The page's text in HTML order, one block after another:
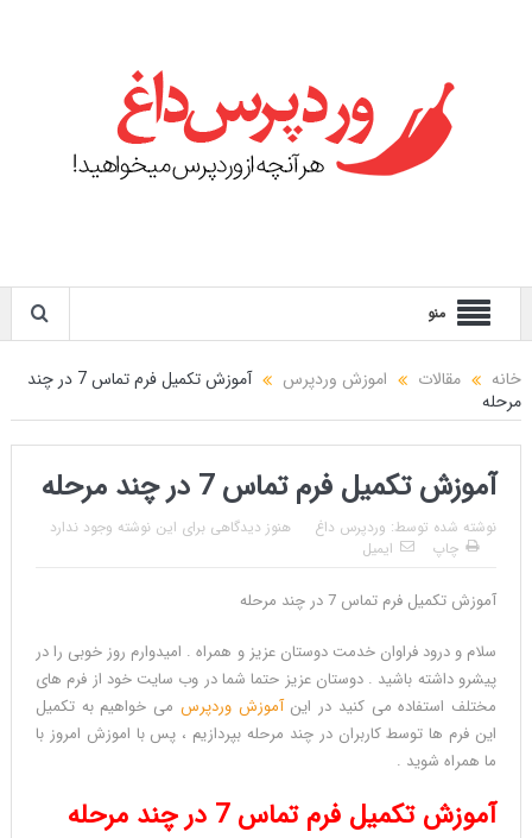
منو
خانه مقالات اموزش وردپرس
آموزش تکمیل فرم تماس 7 در چند
مرحله
آموزش تکمیل فرم تماس 7 در چند مرحله
نوشته شده توسط: وردپرس داغ
هنوز دیدگاهی برای این نوشته وجود ندارد
چاپ
ایمیل
آموزش تکمیل فرم تماس 7 در چند مرحله
سلام و درود فراوان خدمت دوستان عزیز و همراه . امیدوارم روز خوبی را در
پیشرو داشته باشید . دوستان عزیز حتما شما در وب سایت خود از فرم های
مختلف استفاده می کنید در اینآموزش وردپرس می خواهیم به تکمیل
این فرم ها توسط کاربران در چند مرحله بپردازیم ، پس با اموزش امروز با
ما همراه شوید .
آموزش تکمیل فرم تماس 7 در چند مرحله